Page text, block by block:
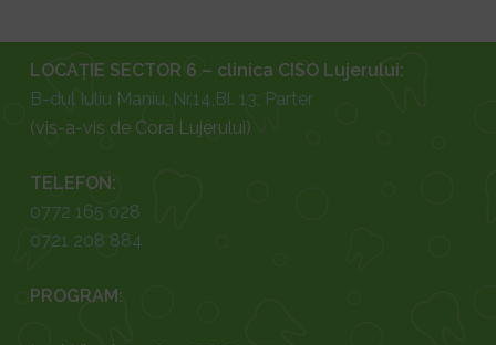
LOCAȚIE SECTOR 6 – clinica CISO Lujerului:
B-dul Iuliu Maniu, Nr.14,Bl. 13, Parter
(vis-a-vis de Cora Lujerului)
TELEFON:
0772 165 028
0721 208 884
PROGRAM: